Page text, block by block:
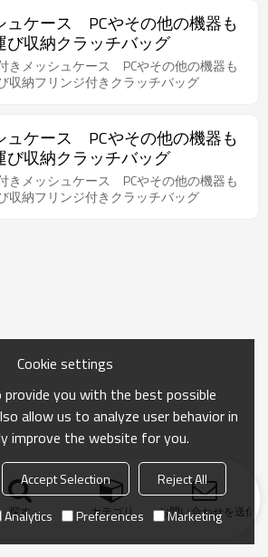
ュケース PCやその他の機器も
び収納クラッチバッグ
きメッシュケース PCやその他の機器も
収納フリンジ付きクラッチバッグ
ュケース PCやその他の機器も
び収納クラッチバッグ
きメッシュケース PCやその他の機器も
収納フリンジ付きクラッチバッグ
探す カテゴリ お問い合わせを送信
Cookie settings
provide you with the best possible
allow us to analyze user behavior in
improve the website for you.
Accept Selection
Reject All
Analytics Preferences Marketing